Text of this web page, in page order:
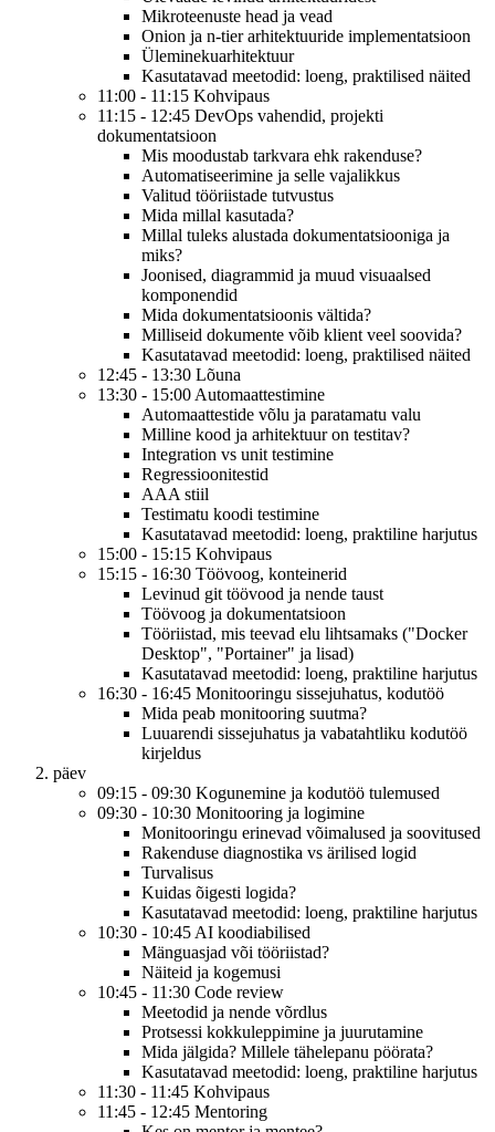
Mikroteenuste head ja vead
Onion ja n-tier arhitektuuride implementatsioon
Üleminekuarhitektuur
Kasutatavad meetodid: loeng, praktilised näited
11:00 - 11:15 Kohvipaus
11:15 - 12:45 DevOps vahendid, projekti
dokumentatsioon
Mis moodustab tarkvara ehk rakenduse?
Automatiseerimine ja selle vajalikkus
Valitud tööriistade tutvustus
Mida millal kasutada?
Millal tuleks alustada dokumentatsiooniga ja
miks?
Joonised, diagrammid ja muud visuaalsed
komponendid
Mida dokumentatsioonis vältida?
Milliseid dokumente võib klient veel soovida?
Kasutatavad meetodid: loeng, praktilised näited
12:45 - 13:30 Lõuna
13:30 - 15:00 Automaattestimine
Automaattestide võlu ja paratamatu valu
Milline kood ja arhitektuur on testitav?
Integration vs unit testimine
Regressioonitestid
AAA stiil
Testimatu koodi testimine
Kasutatavad meetodid: loeng, praktiline harjutus
15:00 - 15:15 Kohvipaus
15:15 - 16:30 Töövoog, konteinerid
Levinud git töövood ja nende taust
Töövoog ja dokumentatsioon
Tööriistad, mis teevad elu lihtsamaks ("Docker
Desktop", "Portainer" ja lisad)
Kasutatavad meetodid: loeng, praktiline harjutus
16:30 - 16:45 Monitooringu sissejuhatus, kodutöö
Mida peab monitooring suutma?
Luuarendi sissejuhatus ja vabatahtliku kodutöö
kirjeldus
päev
09:15 - 09:30 Kogunemine ja kodutöö tulemused
09:30 - 10:30 Monitooring ja logimine
Monitooringu erinevad võimalused ja soovitused
Rakenduse diagnostika vs ärilised logid
Turvalisus
Kuidas õigesti logida?
Kasutatavad meetodid: loeng, praktiline harjutus
10:30 - 10:45 AI koodiabilised
Mänguasjad või tööriistad?
Näiteid ja kogemusi
10:45 - 11:30 Code review
Meetodid ja nende võrdlus
Protsessi kokkuleppimine ja juurutamine
Mida jälgida? Millele tähelepanu pöörata?
Kasutatavad meetodid: loeng, praktiline harjutus
11:30 - 11:45 Kohvipaus
11:45 - 12:45 Mentoring